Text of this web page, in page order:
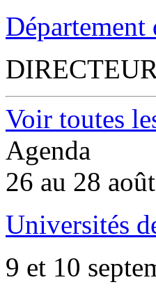
Département
Voir toutes
Agenda
26 au 28
Universités
9 et 10